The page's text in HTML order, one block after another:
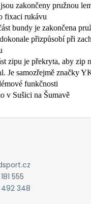
zakončeny pružnou
fixaci rukávu
bundy je zakončena
přizpůsobí při
zipu je překryta, aby zip
Je samozřejmě značky
funkčnosti
v Sušici na Šumavě
555
348